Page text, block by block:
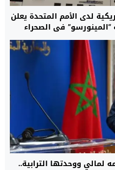
لدى الأمم المتحدة يعلن
في الصحراء
لمالي ووحدتها الترابية..